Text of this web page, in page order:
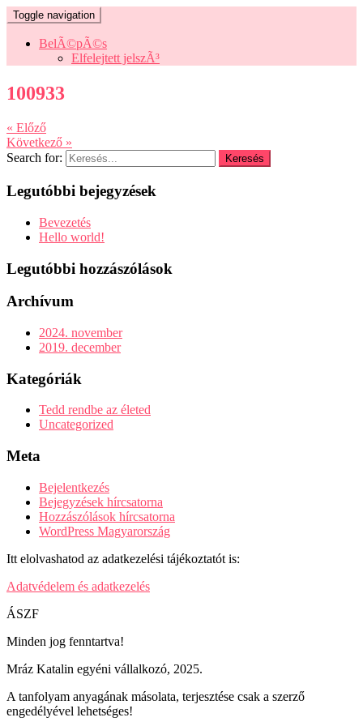
Toggle navigation
BelÃ©pÃ©s
Elfelejtett jelszÃ³
100933
« Előző
Következő »
Search for:
Legutóbbi bejegyzések
Bevezetés
Hello world!
Legutóbbi hozzászólások
Archívum
2024. november
2019. december
Kategóriák
Tedd rendbe az életed
Uncategorized
Meta
Bejelentkezés
Bejegyzések hírcsatorna
Hozzászólások hírcsatorna
WordPress Magyarország
Itt elolvashatod az adatkezelési tájékoztatót is:
Adatvédelem és adatkezelés
ÁSZF
Minden jog fenntartva!
Mráz Katalin egyéni vállalkozó, 2025.
A tanfolyam anyagának másolata, terjesztése csak a szerző
engedélyével lehetséges!